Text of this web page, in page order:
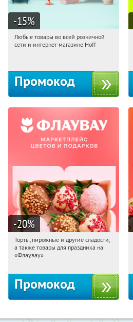
-15%
07:10:20 Получили:
Любые товары во всей розничной
сети и интернет-магазине Hoff
Промокод
-20%
07:10:20 Получили:
Россия
Торты, пирожные и другие сладости,
а также товары для праздника на
«Флаувау»
Промокод